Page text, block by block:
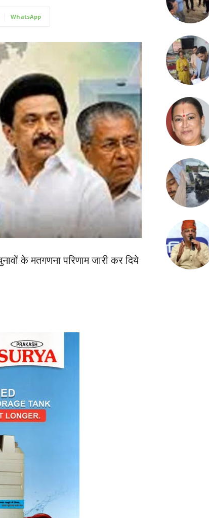
WhatsApp
के मतगणना परिणाम जारी कर दिये